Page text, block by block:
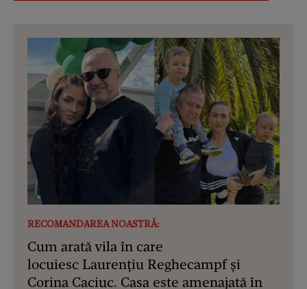
RECOMANDAREA NOASTRĂ:
Cum arată vila în care
locuiesc Laurențiu Reghecampf și
Corina Caciuc. Casa este amenajată în